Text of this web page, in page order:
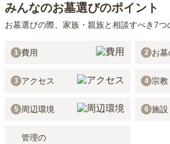
みんなのお墓選びのポイント
お墓選びの際、家族・親族と相談すべき7つ
1 費用 2 お
3 アクセス 4 宗
5 周辺環境 6 施設
管理の